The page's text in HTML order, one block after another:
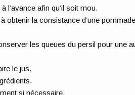
l’avance afin qu’il soit mou.
obtenir la consistance d’une
les queues du persil pour une
le jus.
si nécessaire.